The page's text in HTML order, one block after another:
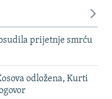
prijetnje smrću
odložena, Kurti